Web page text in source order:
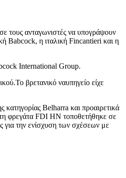
τους ανταγωνιστές να υπογράψουν
Babcock, η ιταλική Fincantieri και η
International Group.
βρετανικό ναυπηγείο είχε
Belharra και προαιρετικά
φρεγάτα FDI HN τοποθετήθηκε σε
την ενίσχυση των σχέσεων με